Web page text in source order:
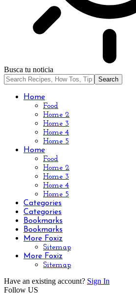
Busca tu noticia
Home
Food
Home 2
Home 3
Home 4
Home 5
Home
Food
Home 2
Home 3
Home 4
Home 5
Categories
Categories
Bookmarks
Bookmarks
More Foxiz
Sitemap
More Foxiz
Sitemap
Have an existing account? Sign In
Follow US